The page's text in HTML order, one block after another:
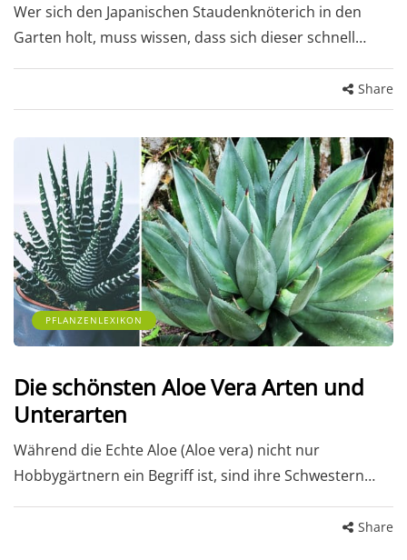
Wer sich den Japanischen Staudenknöterich in den
Garten holt, muss wissen, dass sich dieser schnell…
Share
PFLANZENLEXIKON
Die schönsten Aloe Vera Arten und
Unterarten
Während die Echte Aloe (Aloe vera) nicht nur
Hobbygärtnern ein Begriff ist, sind ihre Schwestern…
Share